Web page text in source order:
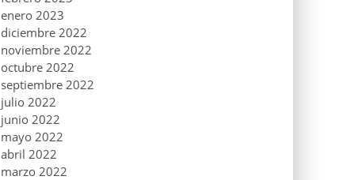
enero 2023
diciembre 2022
noviembre 2022
octubre 2022
septiembre 2022
julio 2022
junio 2022
mayo 2022
abril 2022
marzo 2022